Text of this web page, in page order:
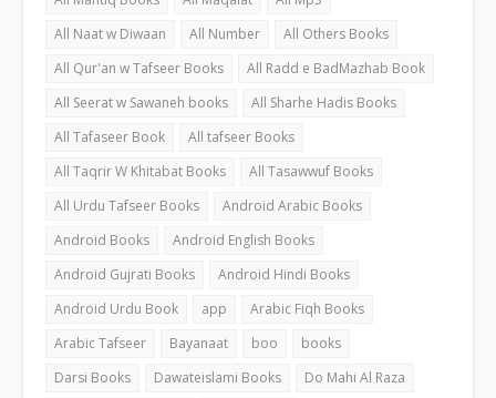
All Naat w Diwaan
All Number
All Others Books
All Qur'an w Tafseer Books
All Radd e BadMazhab Book
All Seerat w Sawaneh books
All Sharhe Hadis Books
All Tafaseer Book
All tafseer Books
All Taqrir W Khitabat Books
All Tasawwuf Books
All Urdu Tafseer Books
Android Arabic Books
Android Books
Android English Books
Android Gujrati Books
Android Hindi Books
Android Urdu Book
app
Arabic Fiqh Books
Arabic Tafseer
Bayanaat boo
books
Darsi Books
Dawateislami Books
Do Mahi Al Raza